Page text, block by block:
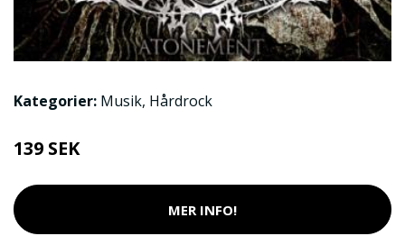
Kategorier: Musik, Hårdrock
139 SEK
MER INFO!